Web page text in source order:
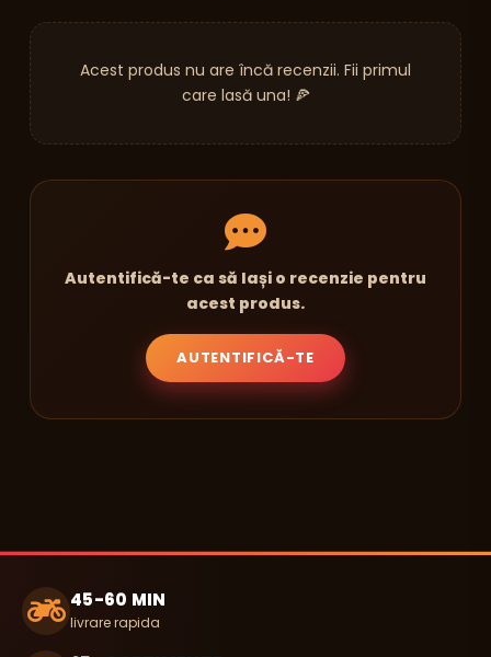
Acest produs nu are încă recenzii. Fii primul
care lasă una! 🍕
Autentifică-te ca să lași o recenzie pentru
acest produs.
AUTENTIFICĂ-TE
45-60 MIN
livrare rapida